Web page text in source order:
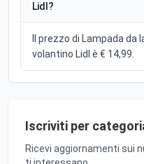
Lidl?
Il prezzo di Lampada da
volantino Lidl è € 14,99.
Iscriviti per
Ricevi aggiornamenti sui